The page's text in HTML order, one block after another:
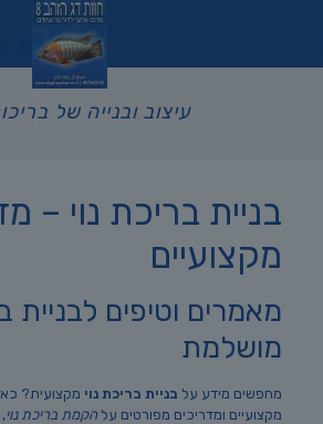
עיצוב ובנייה של
בניית בריכת נוי –
מקצועיים
מאמרים וטיפים לבניית
מושלמת
מחפשים מידע על בניית בריכת נוי מקצועית?
מקצועיים ומדריכים מפורטים עלהקמת בריכת נוי,